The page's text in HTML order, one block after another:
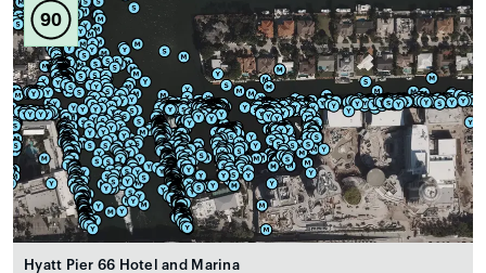
90
Hyatt Pier 66 Hotel and Marina